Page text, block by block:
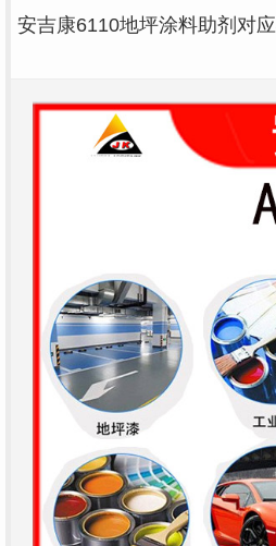
安吉康6110地坪涂料助剂对